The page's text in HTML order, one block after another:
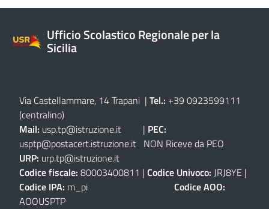
Ufficio Scolastico Regionale per la
Sicilia
Via Castellammare, 14 Trapani | Tel.: +39 0923599111
(centralino)
Mail: usp.tp@istruzione.it | PEC:
usptp@postacert.istruzione.it NON Riceve da PEO
URP: urp.tp@istruzione.it
Codice fiscale: 80003400811 | Codice Univoco: JRJ8YE |
Codice IPA: m_pi Codice AOO:
AOOUSPTP